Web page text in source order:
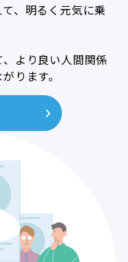
、明るく元気に乗
より良い人間関係
ります。